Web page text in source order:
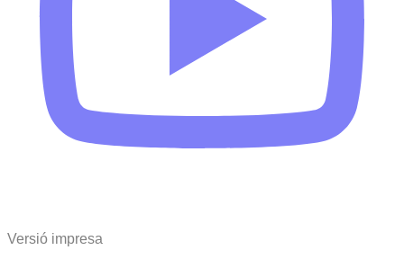
Versió impresa